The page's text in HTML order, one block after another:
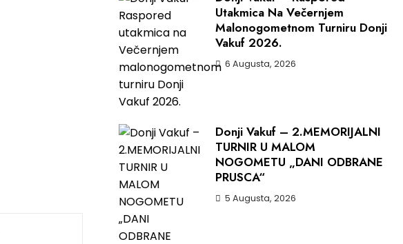
Utakmica Na Večernjem
Malonogometnom Turniru Donji
Vakuf 2026.
6 Augusta, 2026
Donji Vakuf – 2.MEMORIJALNI
TURNIR U MALOM
NOGOMETU „DANI ODBRANE
PRUSCA“
5 Augusta, 2026